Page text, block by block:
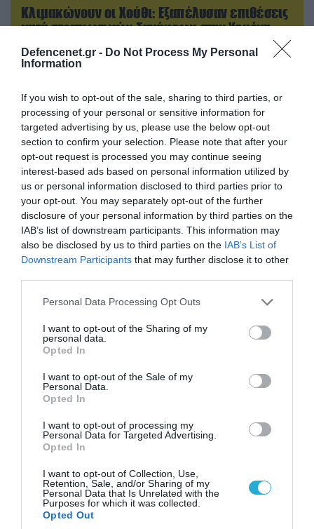
Defencenet.gr - Do Not Process My Personal
Information
If you wish to opt-out of the sale, sharing to third parties, or
processing of your personal or sensitive information for
targeted advertising by us, please use the below opt-out
section to confirm your selection. Please note that after your
opt-out request is processed you may continue seeing
interest-based ads based on personal information utilized by
us or personal information disclosed to third parties prior to
your opt-out. You may separately opt-out of the further
disclosure of your personal information by third parties on the
IAB’s list of downstream participants. This information may
also be disclosed by us to third parties on the IAB’s List of
Downstream Participants that may further disclose it to other
Please note that this website/app uses one or more Google
not limited to your visit or usage behaviour. You may click to
grant or deny consent to Google and its third-party tags to
use your data for below specified purposes in below Google
consent section.
Personal Data Processing Opt Outs
I want to opt-out of the Sharing of my
personal data.
Opted In
I want to opt-out of the Sale of my
Personal Data.
Opted In
I want to opt-out of processing my
Personal Data for Targeted Advertising.
Opted In
I want to opt-out of Collection, Use,
Retention, Sale, and/or Sharing of my
Personal Data that Is Unrelated with the
Purposes for which it was collected.
Opted Out
Κλιμακώνουν οι Χούθι: Eξαπέλυσαν επιθέσεις
κατά στρατιωτικών δυνάμεων στην Υεμένη –
07.08.2026 | 16:02
Κ.Τσίγκας για νέα Canadair DHC-515: «Θα
πετούν τη νύχτα αλλά δεν θα πραγματοποιούν
ρίψεις νερού»
07.08.2026 | 02:02
Στο Βελιγράδι ο Β.Ζελένσκι: «Πρέπει να